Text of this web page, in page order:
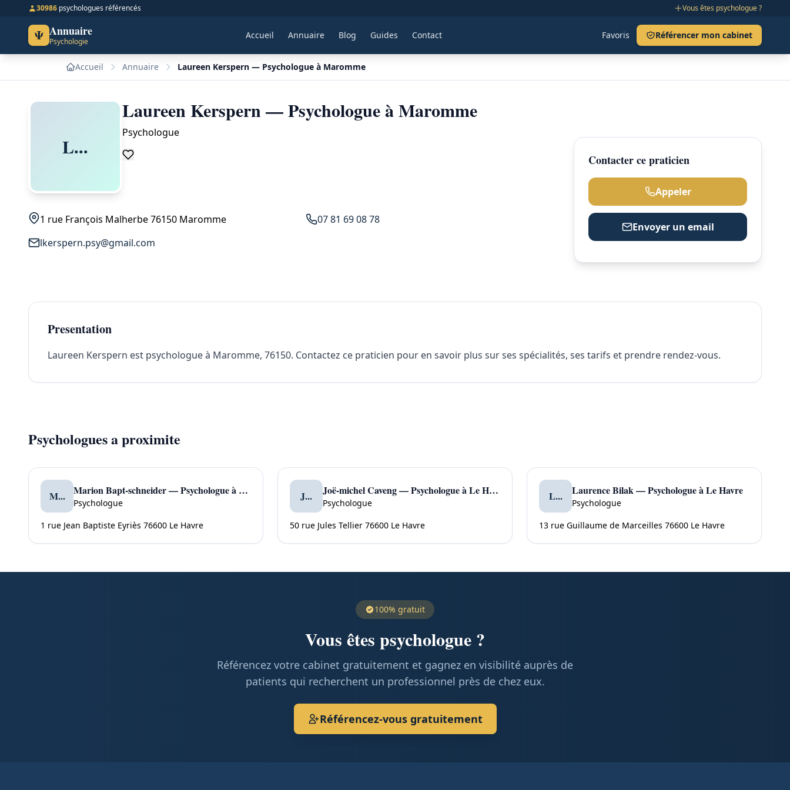
30986 psychologues référencés Vous êtes psychologue ?
Ψ Annuaire
Psychologie
Accueil Annuaire Blog Guides Contact Favoris Référencer mon cabinet
Accueil Annuaire Laureen Kerspern — Psychologue à Maromme
L...
Laureen Kerspern — Psychologue à Maromme
Psychologue
1 rue François Malherbe 76150 Maromme
07 81 69 08 78
lkerspern.psy@gmail.com
Contacter ce praticien
Appeler
Envoyer un email
Presentation
Laureen Kerspern est psychologue à Maromme, 76150. Contactez ce praticien pour en savoir plus sur ses spécialités, ses tarifs et prendre rendez-vous.
Psychologues a proximite
M... Marion Bapt-schneider — Psychologue à Le Havre
Psychologue
1 rue Jean Baptiste Eyriès 76600 Le Havre
J... Joë-michel Caveng — Psychologue à Le Havre
Psychologue
50 rue Jules Tellier 76600 Le Havre
L... Laurence Bilak — Psychologue à Le Havre
Psychologue
13 rue Guillaume de Marceilles 76600 Le Havre
100% gratuit
Vous êtes psychologue ?
Référencez votre cabinet gratuitement et gagnez en visibilité auprès de
patients qui recherchent un professionnel près de chez eux.
Référencez-vous gratuitement